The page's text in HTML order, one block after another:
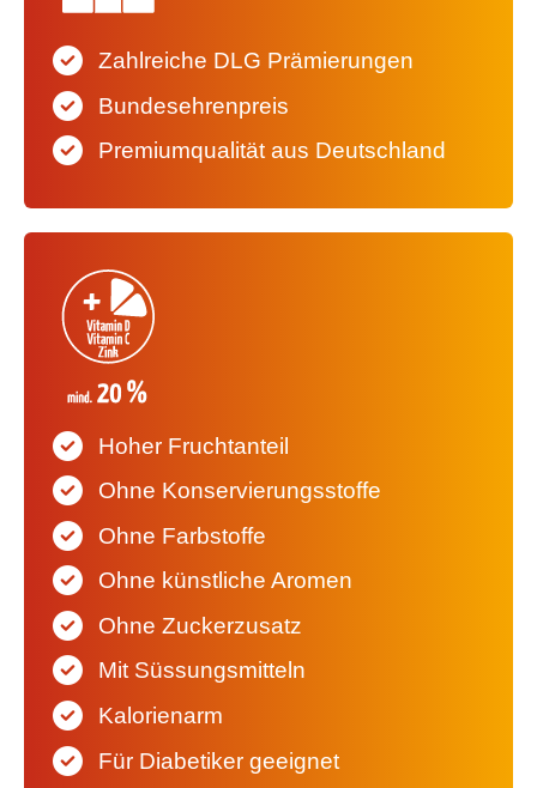
Zahlreiche DLG Prämierungen
Bundesehrenpreis
Premiumqualität aus Deutschland
Hoher Fruchtanteil
Ohne Konservierungsstoffe
Ohne Farbstoffe
Ohne künstliche Aromen
Ohne Zuckerzusatz
Mit Süssungsmitteln
Kalorienarm
Für Diabetiker geeignet